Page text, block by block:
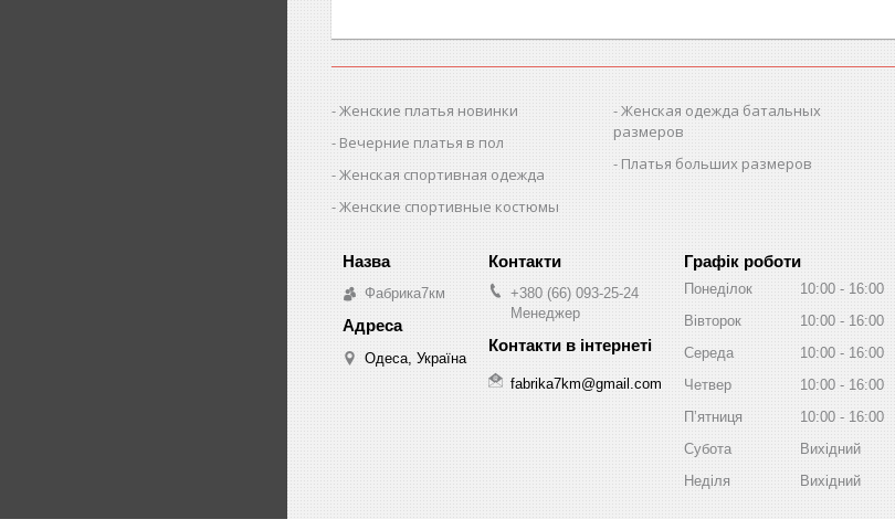
Женские платья новинки
Вечерние платья в пол
Женская спортивная одежда
Женские спортивные костюмы
Женская одежда батальных
размеров
Платья больших размеров
Фабрика7км
Одеса, Україна
+380 (66) 093-25-24
Менеджер
fabrika7km@gmail.com
Графік роботи
Понеділок 10:00 16:00
Вівторок
10:00 16:00
Середа
10:00 16:00
Четвер
10:00 16:00
Пʼятниця
10:00 16:00
Субота
Вихідний
Неділя
Вихідний